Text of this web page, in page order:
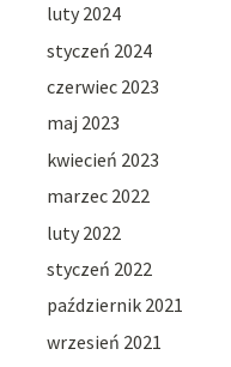
luty 2024
styczeń 2024
czerwiec 2023
maj 2023
kwiecień 2023
marzec 2022
luty 2022
styczeń 2022
październik 2021
wrzesień 2021